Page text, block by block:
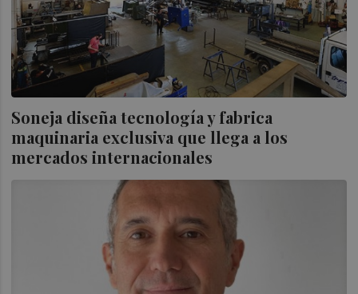
Soneja diseña tecnología y fabrica
maquinaria exclusiva que llega a los
mercados internacionales